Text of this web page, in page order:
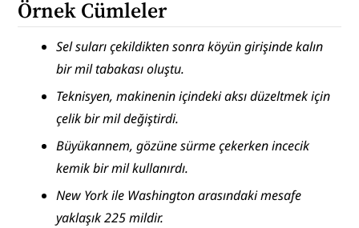
Örnek Cümleler
Sel suları çekildikten sonra köyün girişinde kalın
bir mil tabakası oluştu.
Teknisyen, makinenin içindeki aksı düzeltmek için
çelik bir mil değiştirdi.
Büyükannem, gözüne sürme çekerken incecik
kemik bir mil kullanırdı.
New York ile Washington arasındaki mesafe
yaklaşık 225 mildir.